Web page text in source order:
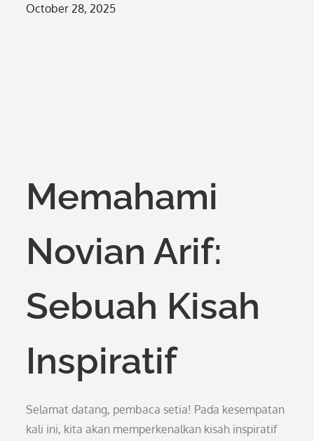
Posted
October 28, 2025
Memahami
Novian Arif:
Sebuah Kisah
Inspiratif
Selamat datang, pembaca setia! Pada kesempatan
kali ini, kita akan memperkenalkan kisah inspiratif